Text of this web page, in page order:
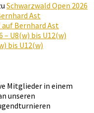
Schwarzwald Open 2026
Ast
auf Bernhard Ast
– U8(w) bis U12(w)
bis U12(w)
Mitglieder in einem
unseren